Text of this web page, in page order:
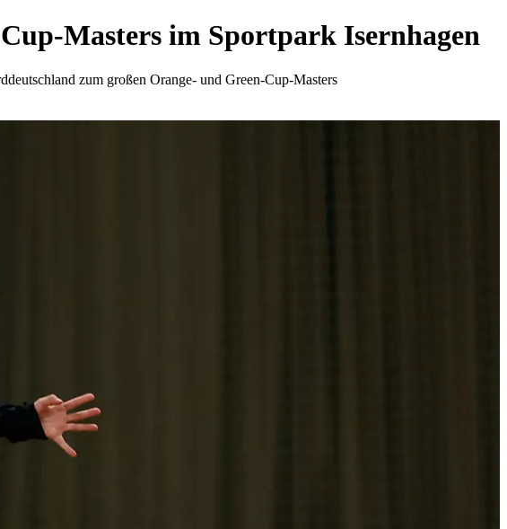
Masters im Sportpark Isernhagen
zum großen Orange- und Green-Cup-Masters